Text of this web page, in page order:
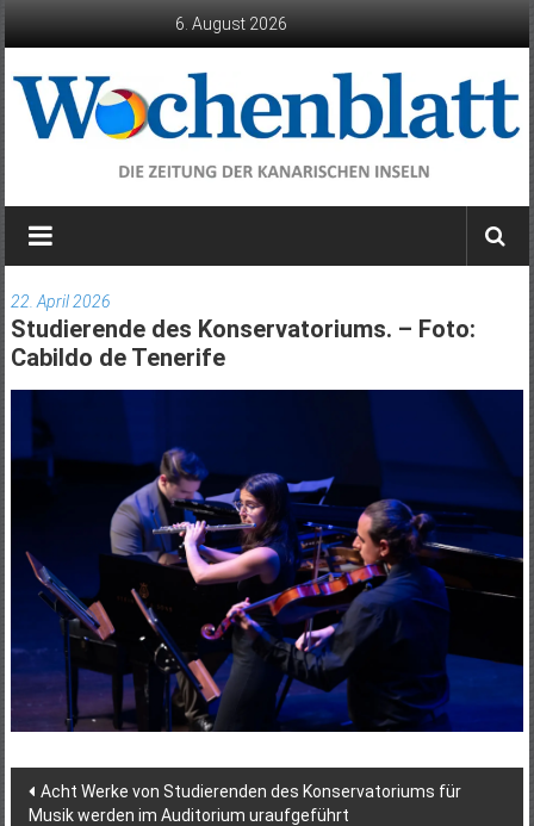
6. August 2026
Wochenblatt
die
der
Kanarischen
Inseln
22. April 2026
Studierende des Konservatoriums. – Foto:
Cabildo de Tenerife
Beitragsnavigation
Acht Werke von Studierenden des Konservatoriums für
Musik werden im Auditorium uraufgeführt